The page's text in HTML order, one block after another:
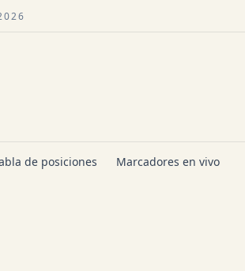
de posiciones Marcadores en vivo